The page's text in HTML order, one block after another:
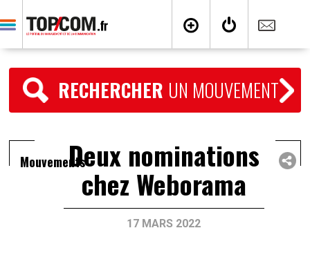
RECHERCHER UN MOUVEMENT
MouvementsDeux nominations
chez Weborama
17 MARS 2022